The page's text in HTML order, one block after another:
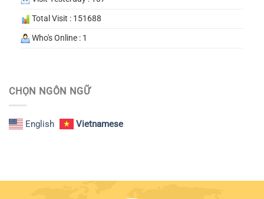
Total Visit : 151688
Who's Online : 1
CHỌN NGÔN NGỮ
English Vietnamese